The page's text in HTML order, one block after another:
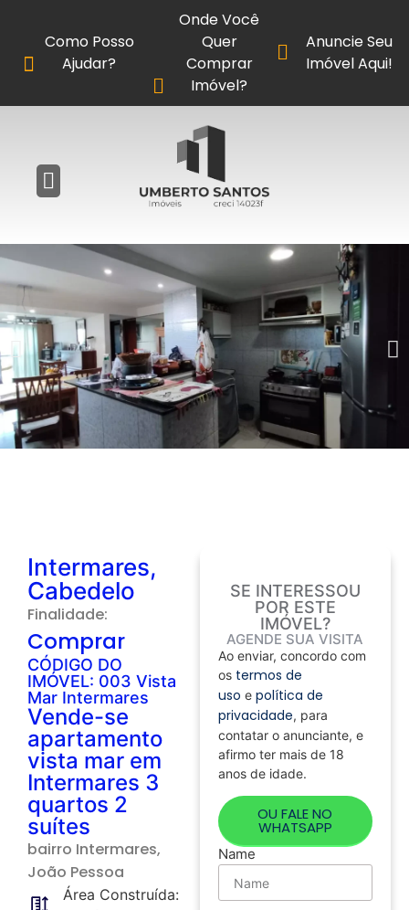
Anuncie Seu
Imóvel Aqui!
Como Posso
Ajudar?
Onde Você
Quer
Comprar
Imóvel?
Intermares,
Cabedelo
Finalidade:
Comprar
CÓDIGO DO
IMÓVEL: 003 Vista
Mar Intermares
Vende-se
apartamento
vista mar em
Intermares 3
quartos 2
suítes
bairro Intermares,
João Pessoa
Área Construída:
SE INTERESSOU
POR ESTE
IMÓVEL?
AGENDE SUA VISITA
Ao enviar, concordo com
os termos de
uso e política de
privacidade, para
contatar o anunciante, e
afirmo ter mais de 18
anos de idade.
OU FALE NO
WHATSAPP
Name